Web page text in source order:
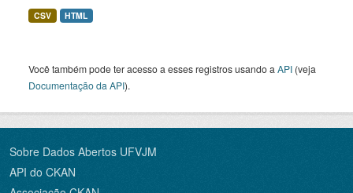
CSV HTML
Você também pode ter acesso a esses registros usando a API (veja
Documentação da API).
Sobre Dados Abertos UFVJM
API do CKAN